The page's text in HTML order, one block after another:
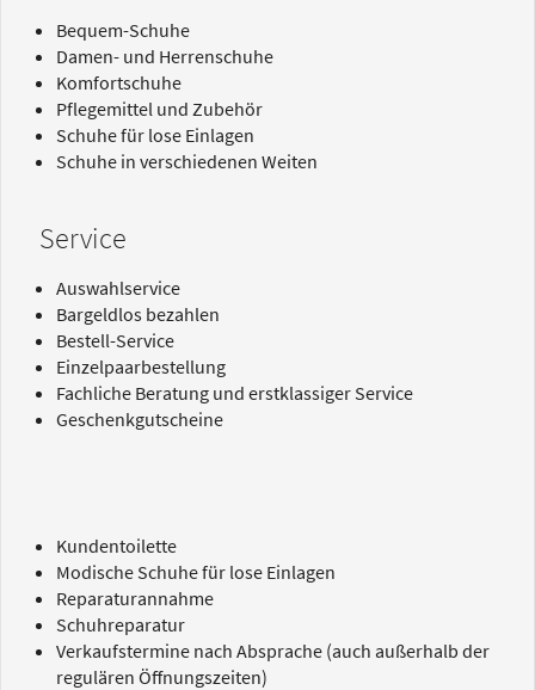
Bequem-Schuhe
Damen- und Herrenschuhe
Komfortschuhe
Pflegemittel und Zubehör
Schuhe für lose Einlagen
Schuhe in verschiedenen Weiten
Service
Auswahlservice
Bargeldlos bezahlen
Bestell-Service
Einzelpaarbestellung
Fachliche Beratung und erstklassiger Service
Geschenkgutscheine
Kundentoilette
Modische Schuhe für lose Einlagen
Reparaturannahme
Schuhreparatur
Verkaufstermine nach Absprache (auch außerhalb der
regulären Öffnungszeiten)